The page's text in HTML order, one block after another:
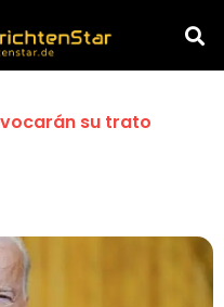
su trato